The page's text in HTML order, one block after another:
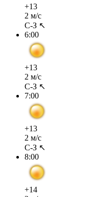
+13
2 м/с
С-З ↖
6:00
+13
2 м/с
С-З ↖
7:00
+13
2 м/с
С-З ↖
8:00
+14